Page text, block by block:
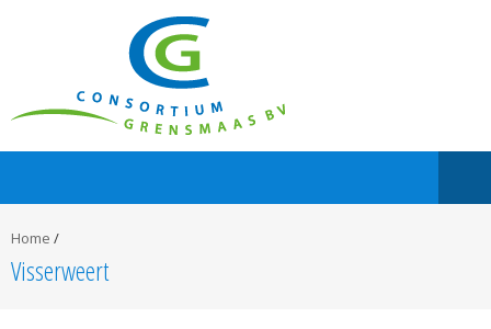
Home /
Visserweert